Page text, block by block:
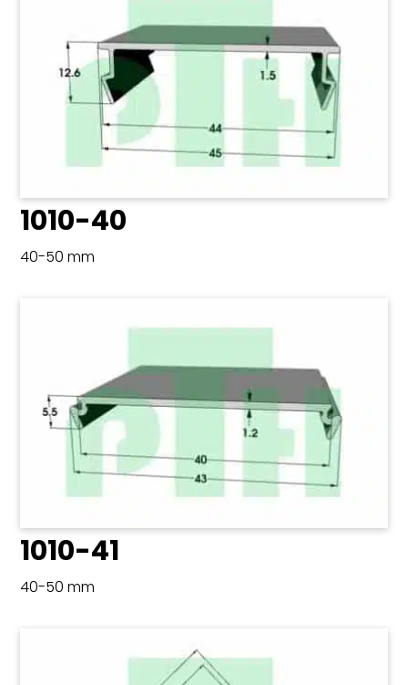
1010-40
40-50 mm
1010-41
40-50 mm